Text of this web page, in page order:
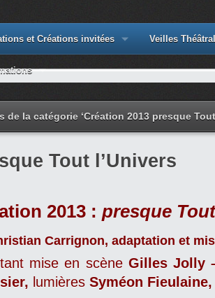
et Créations invitées Veilles
de la catégorie ‘Création 2013 presque Tout
Tout l’Univers
2013 : presque
Carrignon, adaptation et
mise en scèneGilles Jolly
lumières Syméon